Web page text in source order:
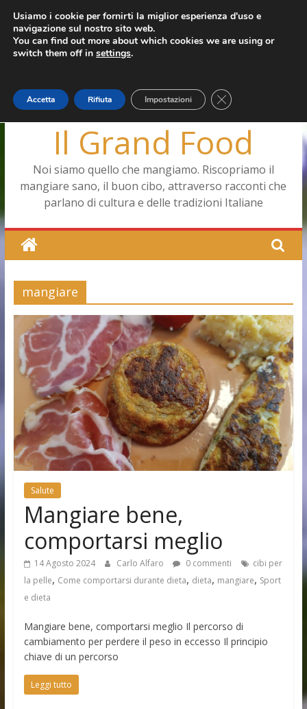
Salta
contenuto
giovedì, Agosto 6, 2026
Ultimo: Pizza a Corte
Menopausa, una forma smagliante senza età
Capodimonte, ritorna la tavola di corte
Il Grand Food
Noi siamo quello che mangiamo. Riscopriamo il
mangiare sano, il buon cibo, attraverso racconti che
parlano di cultura e delle tradizioni Italiane
mangiare
Salute
Mangiare bene,
comportarsi meglio
14 Agosto 2024 Carlo Alfaro 0 commenti
cibi per
la pelle, Come comportarsi durante dieta, dieta, mangiare, Sport
e dieta
Mangiare bene, comportarsi meglio Il percorso di
cambiamento per perdere il peso in eccesso Il principio
chiave di un percorso
Leggi tutto
Usiamo i cookie per fornirti la miglior esperienza d'uso e
navigazione sul nostro sito web.
You can find out more about which cookies we are using or
switch them off in settings.
Accetta Rifiuta Impostazioni Close GDPR